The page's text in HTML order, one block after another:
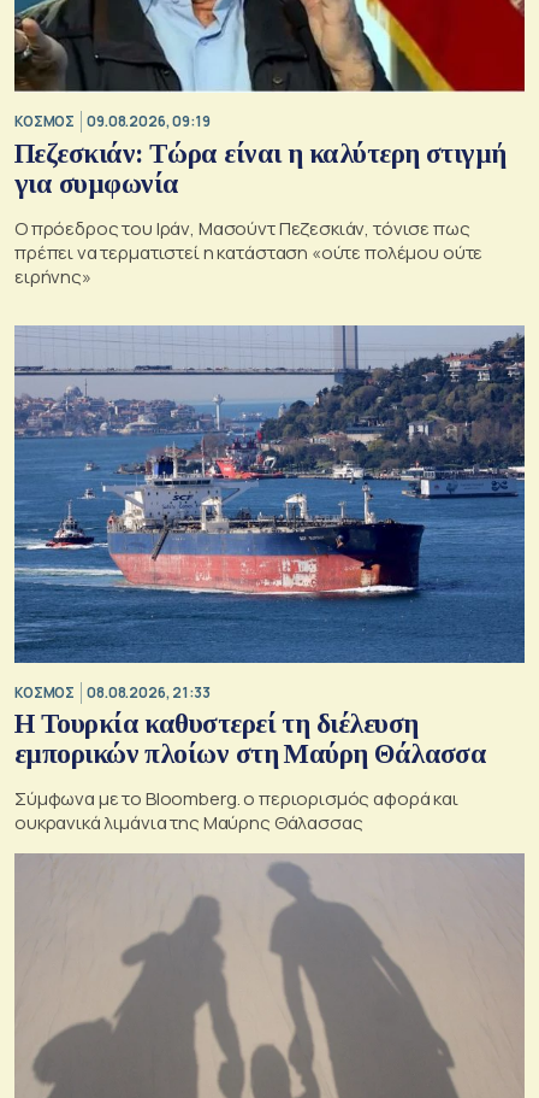
ΚΟΣΜΟΣ 09.08.2026, 09:19
Πεζεσκιάν: Τώρα είναι η καλύτερη στιγμή
για συμφωνία
Ο πρόεδρος του Ιράν, Μασούντ Πεζεσκιάν, τόνισε πως
πρέπει να τερματιστεί η κατάσταση «ούτε πολέμου ούτε
ειρήνης»
ΚΟΣΜΟΣ 08.08.2026, 21:33
Η Τουρκία καθυστερεί τη διέλευση
εμπορικών πλοίων στη Μαύρη Θάλασσα
Σύμφωνα με το Bloomberg. ο περιορισμός αφορά και
ουκρανικά λιμάνια της Μαύρης Θάλασσας